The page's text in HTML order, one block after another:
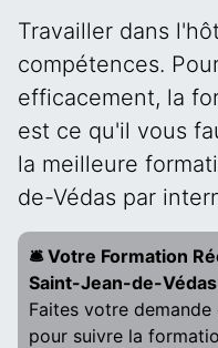
Travailler dans
compétences.
efficacement, la
est ce qu'il vous
la meilleure
de-Védas par
🛎️ Votre Formation
Saint-Jean-de-Védas
Faites votre
pour suivre la